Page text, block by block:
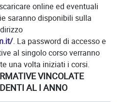
online ed eventuali
saranno disponibili sulla
. La password di accesso e
al singolo corso verranno
una volta iniziati i corsi.
VINCOLATE
AL I ANNO